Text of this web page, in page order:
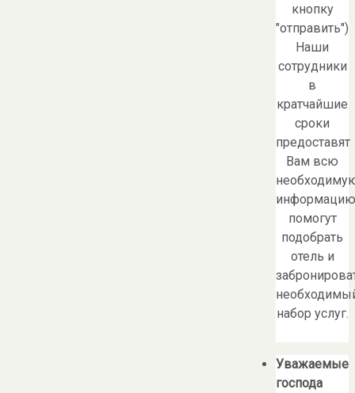
кнопку
"отправить")
Наши
сотрудники
в
кратчайшие
сроки
предоставят
Вам всю
помогут
подобрать
отель и
набор услуг.
Уважаемые
господа